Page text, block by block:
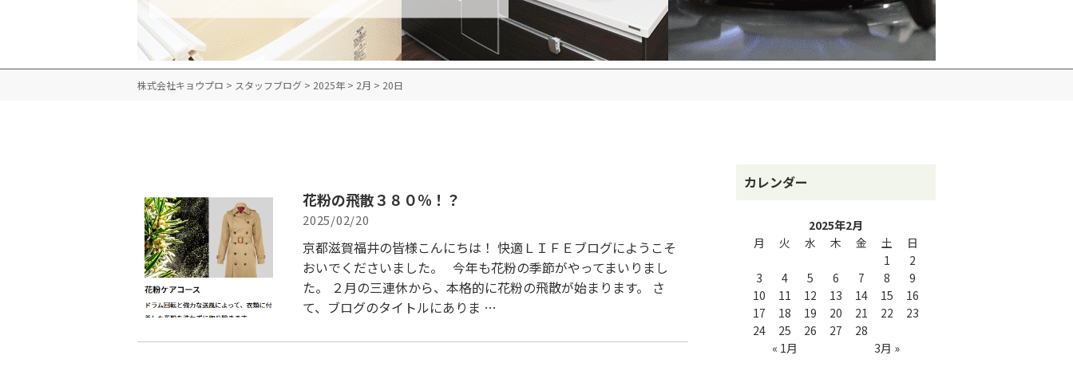
株式会社キョウプロ > スタッフブログ > 2025年> 2月 > 20日
カレンダー
2025年2月
月
火 水 木 金 土 日
« 1月 3月 »
1
2
3
4 5 6 7 8
9
10
11 12 13 14 15
16
17
18 19 20 21 22
23
24
25 26 27 28
花粉の飛散３８０％！？
2025/02/20
京都滋賀福井の皆様こんにちは！ 快適ＬＩＦＥブログにようこそ
おいでくださいました。 今年も花粉の季節がやってまいりまし
た。 ２月の三連休から、本格的に花粉の飛散が始まります。 さ
て、ブログのタイトルにありま …